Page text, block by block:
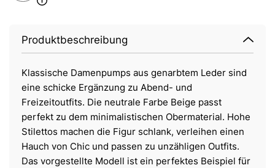
Produktbeschreibung
Klassische Damenpumps aus genarbtem Leder sind
eine schicke Ergänzung zu Abend- und
Freizeitoutfits. Die neutrale Farbe Beige passt
perfekt zu dem minimalistischen Obermaterial. Hohe
Stilettos machen die Figur schlank, verleihen einen
Hauch von Chic und passen zu unzähligen Outfits.
Das vorgestellte Modell ist ein perfektes Beispiel für